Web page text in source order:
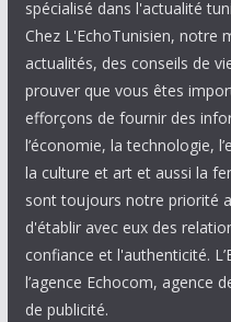
spécialisé dans l'actualité
Chez L'EchoTunisien, notre
actualités, des conseils de
prouver que vous êtes
efforçons de fournir des
l’économie, la technologie,
la culture et art et aussi la
sont toujours notre priorité
d'établir avec eux des
confiance et l'authenticité.
l’agence Echocom, agence
de publicité.